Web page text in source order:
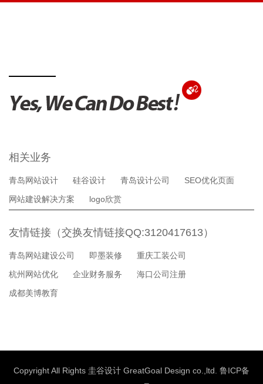
相关业务
青岛网站设计 硅谷设计 青岛设计公司
SEO优化页面
网站建设解决方案
logo欣赏
友情链接（交换友情链接QQ:3120417613）
青岛网站建设公司 即墨装修
重庆工装公司
杭州网站优化
企业财务服务
海口公司注册
成都美博教育
Copyright All Rights 圭谷设计 GreatGoal Design co.,ltd. 鲁ICP备